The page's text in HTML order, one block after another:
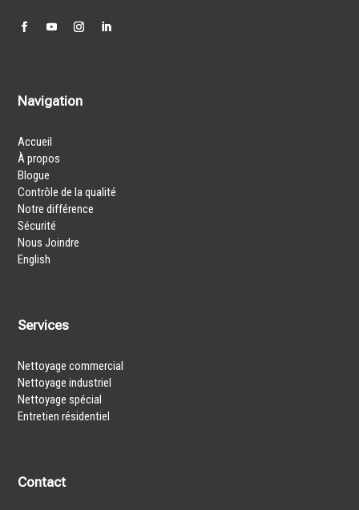
Navigation
Accueil
À propos
Blogue
Contrôle de la qualité
Notre différence
Sécurité
Nous Joindre
English
Services
Nettoyage commercial
Nettoyage industriel
Nettoyage spécial
Entretien résidentiel
Contact